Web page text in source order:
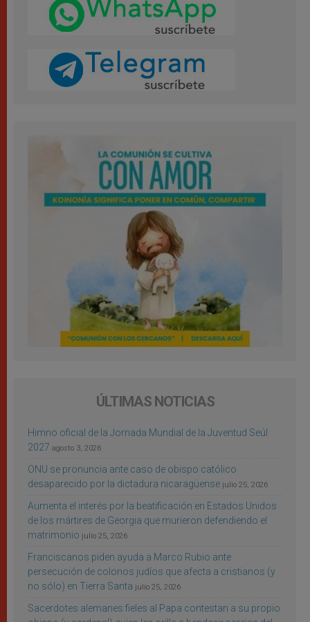
ÚLTIMAS NOTICIAS
Himno oficial de la Jornada Mundial de la Juventud Seúl
2027 agosto 3, 2026
ONU se pronuncia ante caso de obispo católico
desaparecido por la dictadura nicaragüense julio 25, 2026
Aumenta el interés por la beatificación en Estados Unidos
de los mártires de Georgia que murieron defendiendo el
matrimonio julio 25, 2026
Franciscanos piden ayuda a Marco Rubio ante
persecución de colonos judíos que afecta a cristianos (y
no sólo) en Tierra Santa julio 25, 2026
Sacerdotes alemanes fieles al Papa contestan a su propio